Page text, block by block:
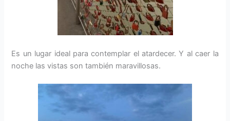
Es un lugar ideal para contemplar el atardecer. Y al caer la
noche las vistas son también maravillosas.